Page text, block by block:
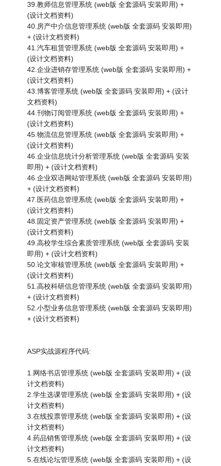
39.教师信息管理系统 (web版 全套源码 安装即用) +
(设计文档资料)
40.房产中介信息管理系统 (web版 全套源码 安装即用)
+ (设计文档资料)
41.汽车租赁管理系统 (web版 全套源码 安装即用) +
(设计文档资料)
42.企业进销存管理系统 (web版 全套源码 安装即用) +
(设计文档资料)
43.博客管理系统 (web版 全套源码 安装即用) + (设计
文档资料)
44.刊物订阅管理系统 (web版 全套源码 安装即用) +
(设计文档资料)
45.物流信息管理系统 (web版 全套源码 安装即用) +
(设计文档资料)
46.企业信息统计分析管理系统 (web版 全套源码 安装
即用) + (设计文档资料)
46.企业双语网站管理系统 (web版 全套源码 安装即用)
+ (设计文档资料)
47.医药信息管理系统 (web版 全套源码 安装即用) +
(设计文档资料)
48.固定资产管理系统 (web版 全套源码 安装即用) +
(设计文档资料)
49.高校学生综合素质管理系统 (web版 全套源码 安装
即用) + (设计文档资料)
50.论文审核管理系统 (web版 全套源码 安装即用) +
(设计文档资料)
51.高校科研信息管理系统 (web版 全套源码 安装即用)
+ (设计文档资料)
52.小型业务信息管理系统 (web版 全套源码 安装即用)
+ (设计文档资料)
ASP实战源程序代码:
1.网络书店管理系统 (web版 全套源码 安装即用) + (设
计文档资料)
2.学生选课管理系统 (web版 全套源码 安装即用) + (设
计文档资料)
3.在线投票管理系统 (web版 全套源码 安装即用) + (设
计文档资料)
4.药品销售管理系统 (web版 全套源码 安装即用) + (设
计文档资料)
5.在线论坛管理系统 (web版 全套源码 安装即用) + (设